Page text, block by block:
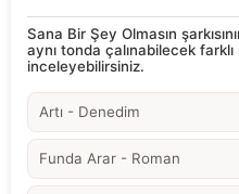
Sana Bir Şey Olmasın
aynı tonda çalınabilecek farklı
inceleyebilirsiniz.
Artı - Denedim
Funda Arar - Roman